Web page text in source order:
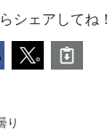
シェアしてね！
り